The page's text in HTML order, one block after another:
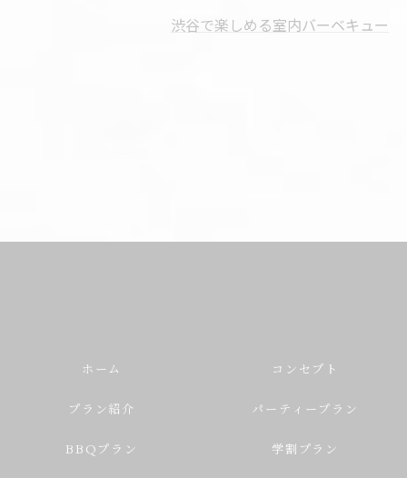
渋谷で楽しめる室内バーベキュー
ホーム コンセプト
プラン紹介 パーティープラン
BBQプラン 学割プラン